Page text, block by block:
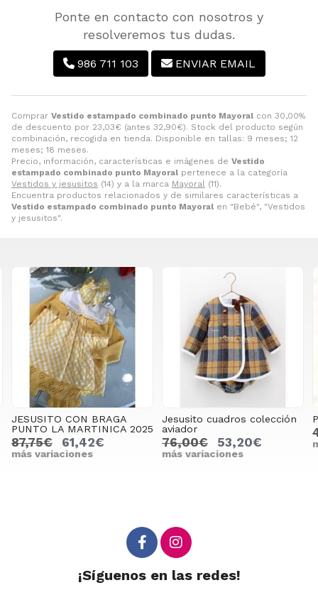
Comprar Vestido estampado combinado punto Mayoral con 30,00%
de descuento por 23,03€ (antes 32,90€). Stock del producto según
combinación, recogida en tienda. Disponible en tallas: 9 meses; 12
meses; 18 meses.
Precio, información, características e imágenes de Vestido
estampado combinado punto Mayoral pertenece a la categoría
Vestidos y jesusitos (14) y a la marca Mayoral (11).
Encuentra productos relacionados y de similares características a
Vestido estampado combinado punto Mayoral en "Bebé", "Vestidos
y jesusitos".
Ponte en contacto con nosotros y
resolveremos tus dudas.
986 711 103 ENVIAR EMAIL
2025
Jesusito cuadros colección
aviador
76,00€
más variaciones
Pelele niña Acebo
más variaciones
¡Síguenos en las redes!